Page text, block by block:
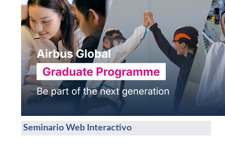
Seminario Web Interactivo